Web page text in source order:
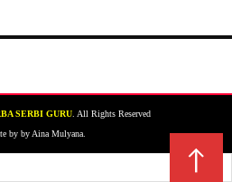
SERBI GURU. All Rights Reserved
by by Aina Mulyana.
↑